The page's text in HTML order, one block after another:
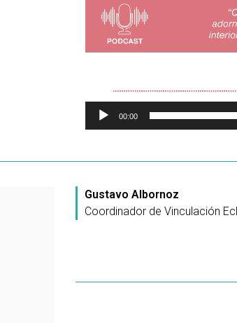
00:00
Gustavo Albornoz
Coordinador de Vinculación